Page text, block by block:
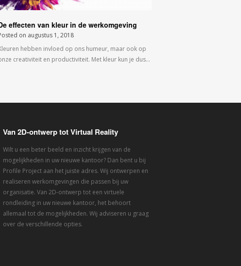
effecten van kleur in de werkomgeving
on augustus 1, 2018
hebben invloed op ons humeur, maar ook op
creativiteit en productiviteit. Met kleur kun je dus…
Van 2D-ontwerp tot Virtual Reality
Wilt u een beter beeld en inzicht krijgen van de
mogelijkheden in uw nieuwe kantoor? Dan bent u bij
Profile Project aan het juiste adres. Wij ontwerpen en
realiseren werkomgevingen die passen bij uw
organisatie. Van 2D-ontwerp tot een virtuele
rondleiding in uw nieuwe kantoor, het behoort
allemaal tot de mogelijkheden. Wij adviseren u graag
over de verschillende opties.